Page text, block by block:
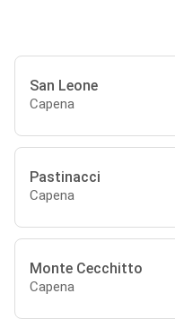
San Leone
Capena
Pastinacci
Capena
Monte Cecchitto
Capena